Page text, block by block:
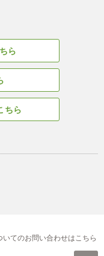
ら
ちら
てのお問い合わせはこちら